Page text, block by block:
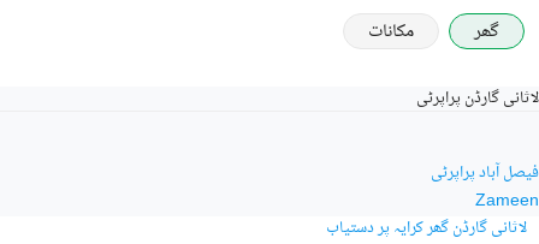
گھر
مکانات
Zameen
فیصل آباد پراپرٹی
لاثانی گارڈن پراپرٹی
لاثانی گارڈن گھر کرایہ پر دستیاب